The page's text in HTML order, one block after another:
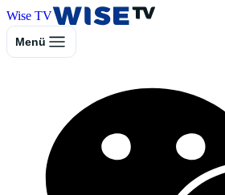
Wise TV
Menü